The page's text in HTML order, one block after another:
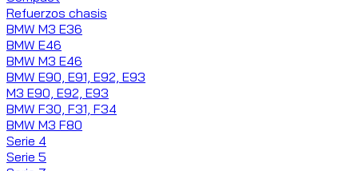
Refuerzos chasis
BMW M3 E36
BMW E46
BMW M3 E46
BMW E90, E91, E92, E93
M3 E90, E92, E93
BMW F30, F31, F34
BMW M3 F80
Serie 4
Serie 5